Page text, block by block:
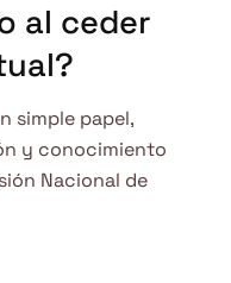
al ceder
simple papel,
y conocimiento
Nacional de